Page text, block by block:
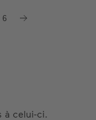
6
à celui-ci.